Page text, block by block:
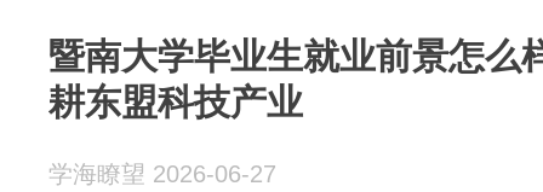
暨南大学毕业生就业前景怎么
耕东盟科技产业
学海瞭望 2026-06-27